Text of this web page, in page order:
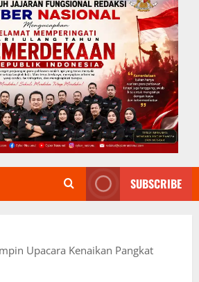
SUBSCRIBE
Upacara Kenaikan Pangkat